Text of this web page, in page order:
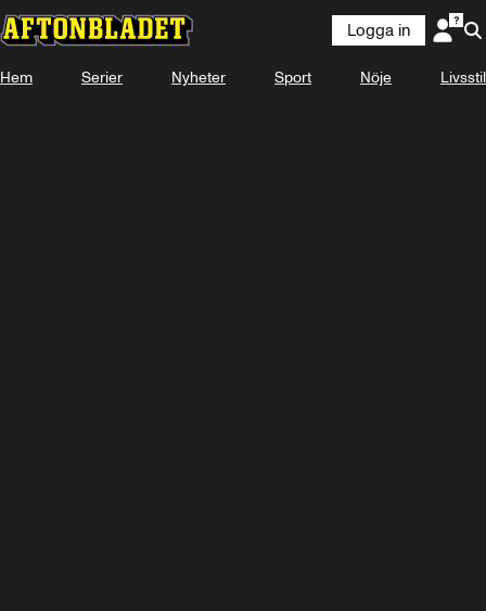
Logga in
Hem Serier Nyheter Sport Nöje Livsstil